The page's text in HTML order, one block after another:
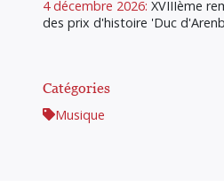
4 décembre 2026: XVIIIème
des prix d'histoire 'Duc
Catégories
Musique